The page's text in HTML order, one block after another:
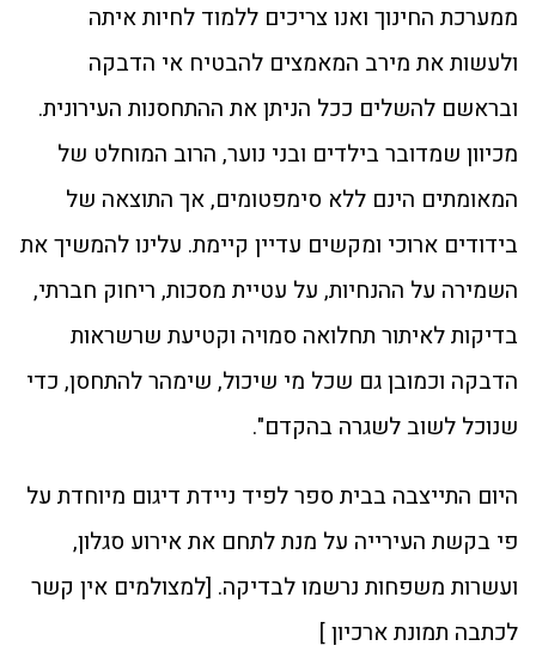
ממערכת החינוך ואנו צריכים ללמוד לחיות איתה
ולעשות את מירב המאמצים להבטיח אי הדבקה
ובראשם להשלים ככל הניתן את ההתחסנות העירונית.
מכיוון שמדובר בילדים ובני נוער, הרוב המוחלט של
המאומתים הינם ללא סימפטומים, אך התוצאה של
בידודים ארוכי ומקשים עדיין קיימת. עלינו להמשיך את
השמירה על ההנחיות, על עטיית מסכות, ריחוק חברתי,
בדיקות לאיתור תחלואה סמויה וקטיעת שרשראות
הדבקה וכמובן גם שכל מי שיכול, שימהר להתחסן, כדי
שנוכל לשוב לשגרה בהקדם".
היום התייצבה בבית ספר לפיד ניידת דיגום מיוחדת על
פי בקשת העירייה על מנת לתחם את אירוע סגלון,
ועשרות משפחות נרשמו לבדיקה. [למצולמים אין קשר
לכתבה תמונת ארכיון ]